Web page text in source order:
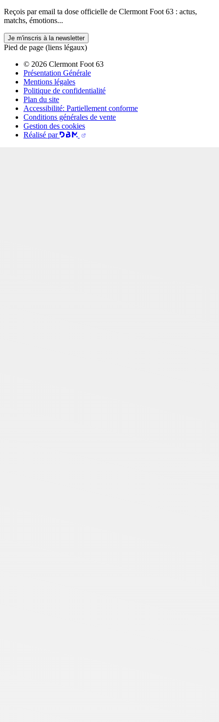
Reçois par email ta dose officielle de Clermont Foot 63 : actus,
matchs, émotions...
Je m'inscris à la newsletter
Pied de page (liens légaux)
© 2026 Clermont Foot 63
Présentation Générale
Mentions légales
Politique de confidentialité
Plan du site
Accessibilité: Partiellement conforme
Conditions générales de vente
Gestion des cookies
Réalisé par